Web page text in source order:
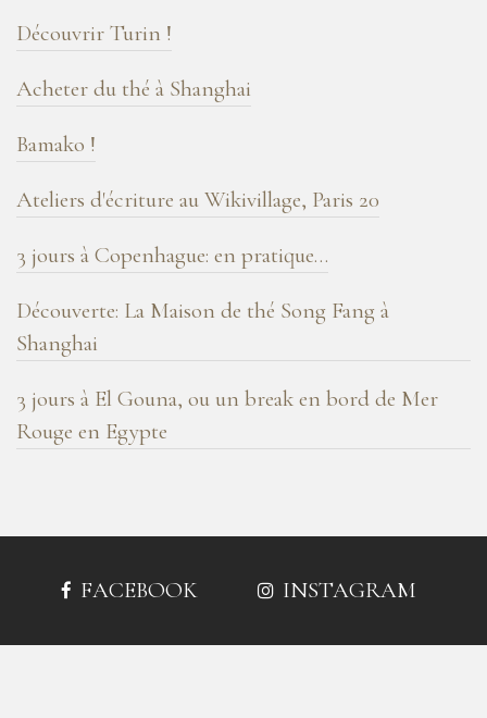
blog
!
Découvrir Turin !
Acheter du thé à Shanghai
Bamako !
Ateliers d'écriture au Wikivillage, Paris 20
3 jours à Copenhague: en pratique…
Découverte: La Maison de thé Song Fang à
Shanghai
3 jours à El Gouna, ou un break en bord de Mer
Rouge en Egypte
FACEBOOK INSTAGRAM